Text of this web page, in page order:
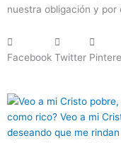
nuestra obligación y por
Facebook Twitter
Página
Página
Página
Página
Página